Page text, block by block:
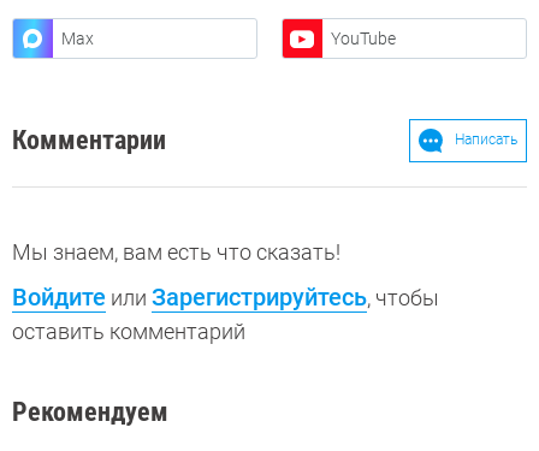
Max YouTube
Комментарии Написать
Мы знаем, вам есть что сказать!
Войдите или Зарегистрируйтесь, чтобы
оставить комментарий
Рекомендуем